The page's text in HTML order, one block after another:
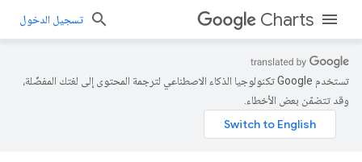
Charts تسجيل الدخول
تستخدم Google تكنولوجيا الذكاء الاصطناعي لترجمة المحتوى إلى لغتك المفضّلة،
وقد تتضمّن بعض الأخطاء.